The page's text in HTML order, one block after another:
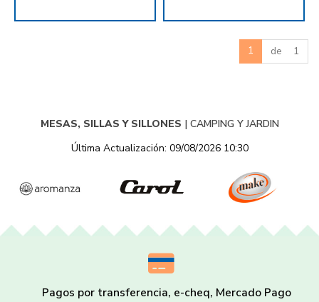
1 de 1
MESAS, SILLAS Y SILLONES | CAMPING Y JARDIN
Última Actualización: 09/08/2026 10:30
Pagos por transferencia, e-cheq, Mercado Pago